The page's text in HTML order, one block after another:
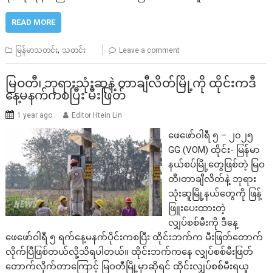
READ MORE
မြန်မာသတင်း, သတင်း Leave a comment
မြဝတီ၊ ဘုရားသုံးဆူနဲ့ တာချီလိတ်မြို့ကို ထိုင်းကဒီ
နေ့မနက်ကစပြီး မီးဖြတ်
1 year ago Editor Htein Lin
ဖေဖော်ဝါရီ ၅ – ၂၀၂၅
GG (VOM) ထိုင်း- မြန်မာ
နယ်စပ်မြို့တွေဖြစ်တဲ့ မြဝ
တီ၊တာချီလိတ်နဲ့ ဘုရား
သုံးဆူမြို့နယ်တွေကို ဖြန့်
ဖြူးပေးထားတဲ့
လျှပ်စစ်မီးကို ဒီနေ့
ဖေဖော်ဝါရီ ၅ ရက်နေ့မနက်ပိုင်းကစပြီး ထိုင်းဘက်က မီးဖြတ်တောက်
လိုက်ပြီဖြစ်တယ်လို့သိရပါတယ်။ ထိုင်းဘက်ကနေ လျှပ်စစ်မီးဖြတ်
တောက်လိုက်တာကြောင့် မြဝတီမြို့မှာဆိုရင် ထိုင်းလျှပ်စစ်မီးရယူ